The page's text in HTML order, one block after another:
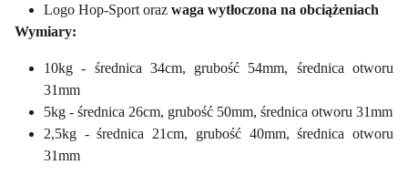
Logo Hop-Sport oraz waga wytłoczona na obciążeniach
Wymiary:
10kg - średnica 34cm, grubość 54mm, średnica otworu
31mm
5kg - średnica 26cm, grubość 50mm, średnica otworu 31mm
2,5kg - średnica 21cm, grubość 40mm, średnica otworu
31mm